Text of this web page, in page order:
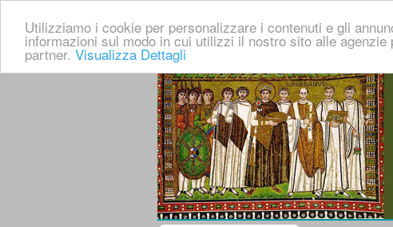
Utilizziamo i cookie per personalizzare i contenuti e gli
informazioni sul modo in cui utilizzi il nostro sito alle
partner. Visualizza Dettagli